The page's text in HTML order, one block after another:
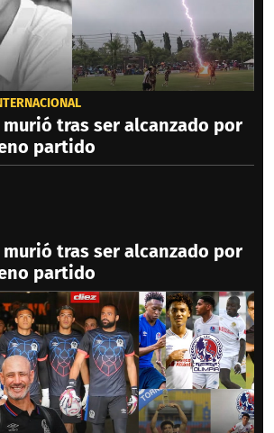
tras ser alcanzado por
partido
tras ser alcanzado por
partido